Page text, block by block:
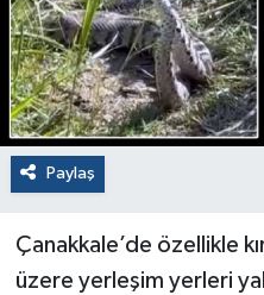
Paylaş
Çanakkale’de özellikle
üzere yerleşim yerleri